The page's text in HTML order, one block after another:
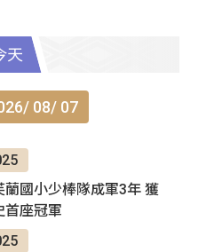
天
08/ 07
蘭國小少棒隊成軍3年 獲
首座冠軍